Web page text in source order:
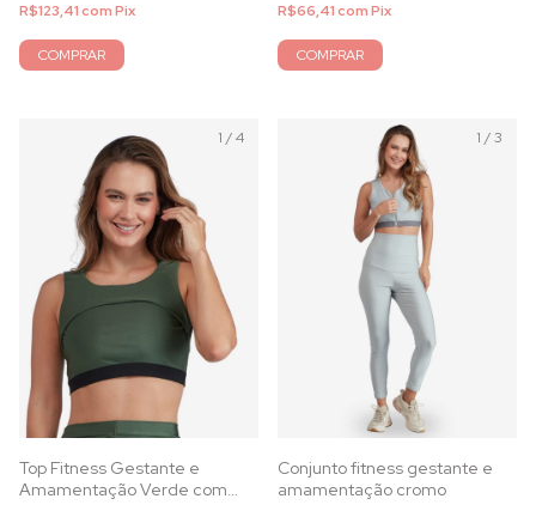
R$123,41comPix
COMPRAR
R$66,41comPix
COMPRAR
1 /4
Top Fitness Gestante e
Amamentação Verde com
1 /3
Conjunto fitness gestante e
amamentação cromo